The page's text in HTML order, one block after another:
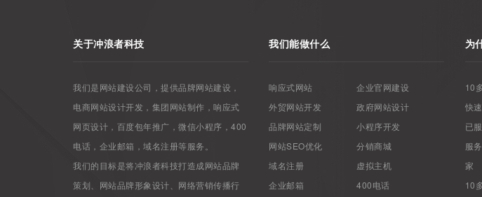
关于冲浪者科技
我们是网站建设公司，提供品牌网站建设，
电商网站设计开发，集团网站制作，响应式
网页设计，百度包年推广，微信小程序，400
电话，企业邮箱，域名注册等服务。
我们的目标是将冲浪者科技打造成网站品牌
策划、网站品牌形象设计、网络营销传播行
我们能做什么
响应式网站
企业官网建设
外贸网站开发
政府网站设计
品牌网站定制
小程序开发
网站SEO优化
分销商城
域名注册
虚拟主机
企业邮箱
400电话
为
10
快
已
服
家
10